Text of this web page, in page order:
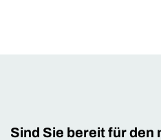
Sind Sie bereit für den